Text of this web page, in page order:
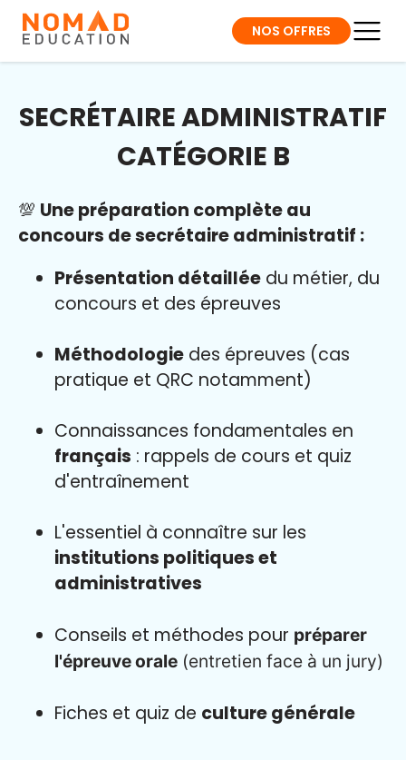
NOS OFFRES
SECRÉTAIRE ADMINISTRATIF
CATÉGORIE B
💯 Une préparation complète au
concours de secrétaire administratif :
Présentation détaillée du métier, du
concours et des épreuves
Méthodologie des épreuves (cas
pratique et QRC notamment)
Connaissances fondamentales en
français : rappels de cours et quiz
d'entraînement
L'essentiel à connaître sur les
institutions politiques et
administratives
Conseils et méthodes pour préparer
l'épreuve orale (entretien face à un jury)
Fiches et quiz de culture générale